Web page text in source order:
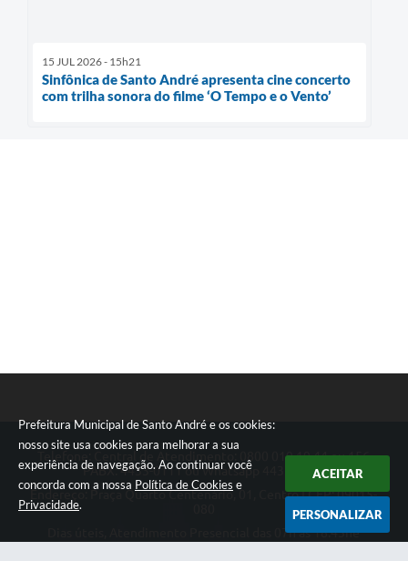
Prefeitura Municipal de Santo André e os cookies:
nosso site usa cookies para melhorar a sua
experiência de navegação. Ao continuar você
concorda com a nossa Política de Cookies e
Privacidade.
ACEITAR
PERSONALIZAR
15 JUL 2026 - 15h21
Sinfônica de Santo André apresenta cine concerto
com trilha sonora do filme ‘O Tempo e o Vento’
Telefone: Central de Atendimento: 0800 019 19 44 ou 156
PABX: 4433-0111 ou Whatsapp 4433-0123
Endereço: Praça Quarto Centenário, 01, Centro | CEP: 09015-
Dias úteis, Atendimento Presencial das 07h as 18:45he